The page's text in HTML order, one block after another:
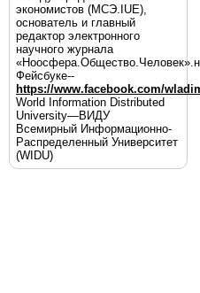
экономистов (МСЭ.IUE),
основатель и главный
редактор электронного
научного журнала
Фейсбуке--
https://www.facebook.com/
World Information Distributed
University—ВИДУ
Всемирный Информационно-
Распределенный Университет
(WIDU)